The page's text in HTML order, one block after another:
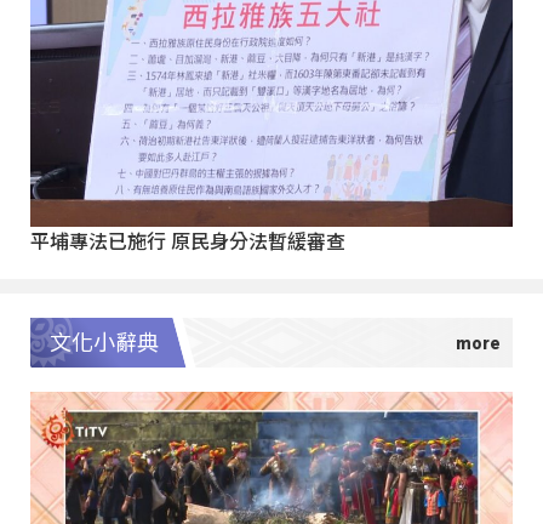
平埔專法已施行 原民身分法暫緩審查
文化小辭典